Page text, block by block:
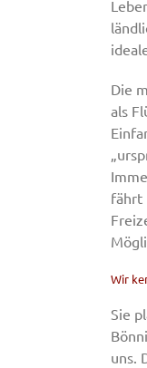
Die
als
fährt
Wir
Sie
uns.